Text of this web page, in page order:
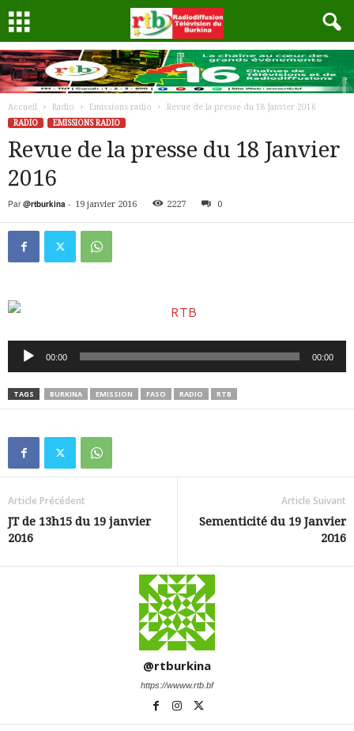
Accueil Radio Emissions radio
Revue de la presse du 18 Janvier 2016
RADIO
EMISSIONS RADIO
Revue de la presse du 18 Janvier
2016
Par @rtburkina - 19 janvier 2016 2227 0
Lecteur
audio
00:00 00:00
TAGS BURKINA EMISSION FASO RADIO RTB
Article Précédent
JT de 13h15 du 19 janvier
2016
Article Suivant
Sementicité du 19 Janvier
2016
@rtburkina
https://wwww.rtb.bf